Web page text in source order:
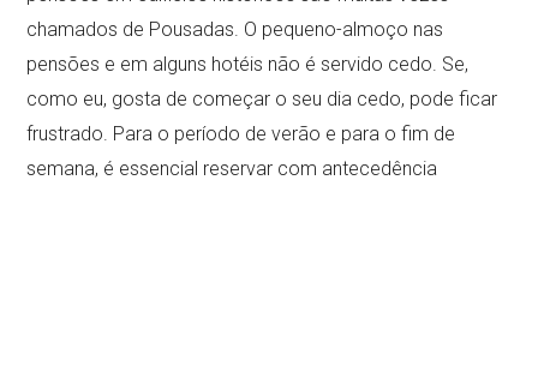
chamados de Pousadas. O pequeno-almoço nas
pensões e em alguns hotéis não é servido cedo. Se,
como eu, gosta de começar o seu dia cedo, pode ficar
frustrado. Para o período de verão e para o fim de
semana, é essencial reservar com antecedência